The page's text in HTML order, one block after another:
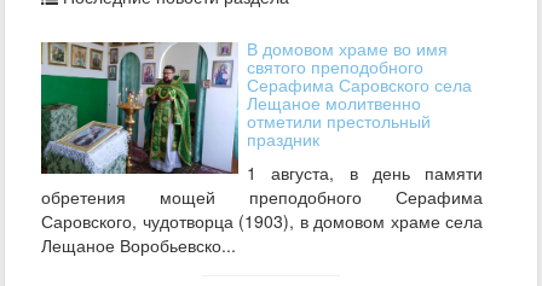
В домовом храме во имя
святого преподобного
Серафима Саровского села
Лещаное молитвенно
отметили престольный
праздник
1 августа, в день памяти
обретения мощей преподобного Серафима
Саровского, чудотворца (1903), в домовом храме села
Лещаное Воробьевско...